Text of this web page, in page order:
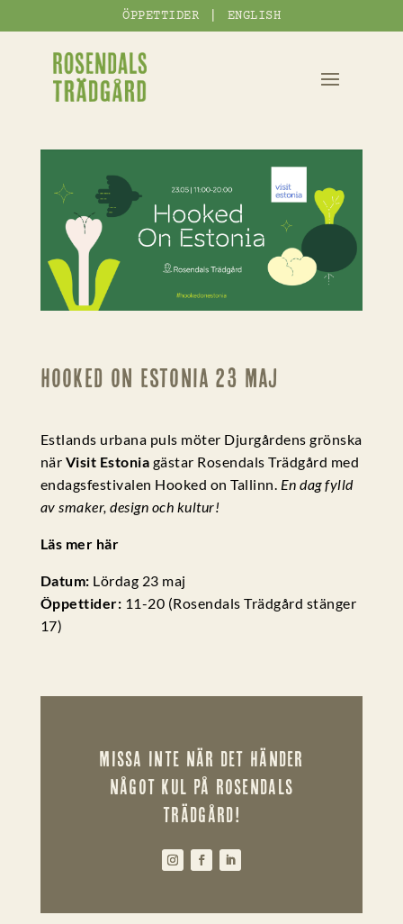
ÖPPETTIDER ENGLISH
Hooked on Estonia 23 maj
Estlands urbana puls möter Djurgårdens grönska
när Visit Estonia gästar Rosendals Trädgård med
endagsfestivalen Hooked on Tallinn. En dag fylld
av smaker, design och kultur!
Läs mer här
Datum: Lördag 23 maj
Öppettider: 11-20 (Rosendals Trädgård stänger
17)
MISSA INTE NÄR DET HÄNDER
NÅGOT KUL PÅ ROSENDALS
TRÄDGÅRD!